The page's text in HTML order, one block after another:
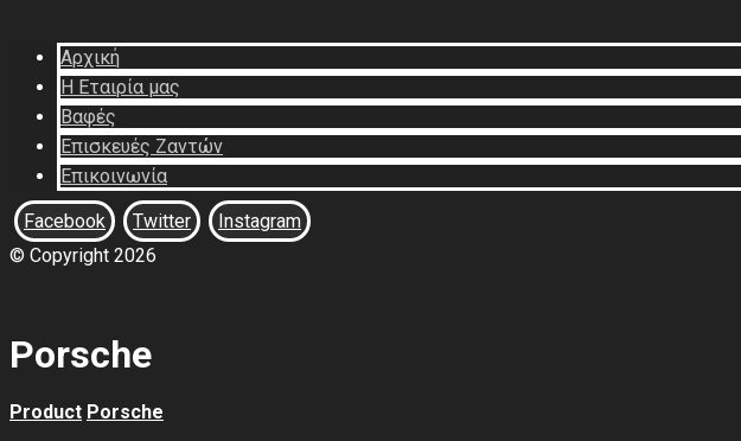
Αρχική
Η Εταιρία μας
Βαφές
Επισκευές Ζαντών
Επικοινωνία
Facebook
Twitter
Instagram
© Copyright 2026
Porsche
Product Porsche